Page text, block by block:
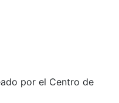
por el Centro de